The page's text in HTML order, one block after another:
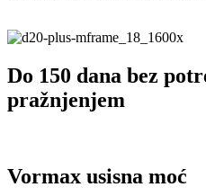
Do 150 dana bez
pražnjenjem
Vormax usisna moć